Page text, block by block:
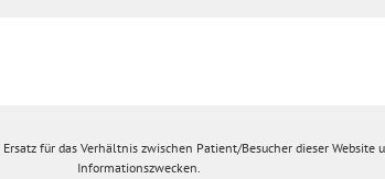
für das Verhältnis zwischen Patient/Besucher dieser Website
Informationszwecken.